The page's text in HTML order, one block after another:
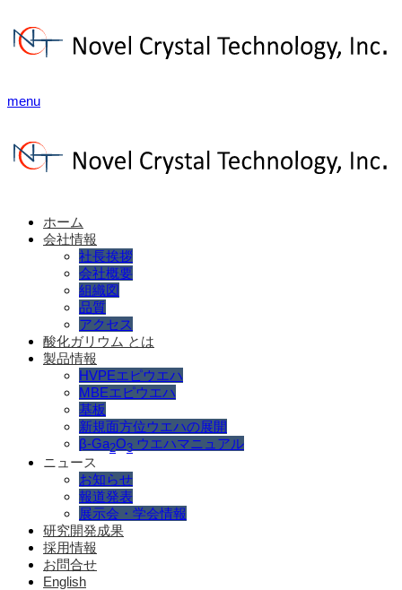
menu
ホーム
会社情報
社長挨拶
会社概要
組織図
品質
アクセス
酸化ガリウム とは
製品情報
HVPEエピウエハ
MBEエピウエハ
基板
新規面方位ウエハの展開
β-Ga2O3 ウエハマニュアル
ニュース
お知らせ
報道発表
展示会・学会情報
研究開発成果
採用情報
お問合せ
English